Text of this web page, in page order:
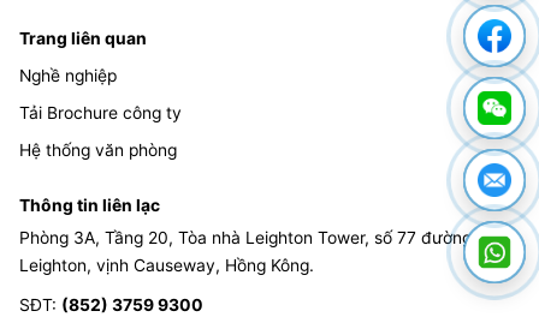
Trang liên quan
Nghề nghiệp
Tải Brochure công ty
Hệ thống văn phòng
Thông tin liên lạc
Phòng 3A, Tầng 20, Tòa nhà Leighton Tower, số 77 đường
Leighton, vịnh Causeway, Hồng Kông.
SĐT: (852) 3759 9300